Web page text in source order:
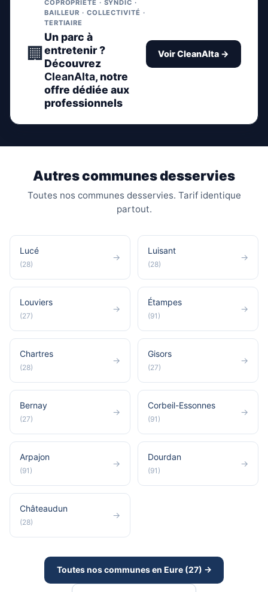
🏢
COPROPRIÉTÉ · SYNDIC ·
BAILLEUR · COLLECTIVITÉ ·
TERTIAIRE
Un parc à
entretenir ?
Découvrez
CleanAlta, notre
offre dédiée aux
professionnels
Voir CleanAlta →
Autres communes desservies
Toutes nos communes desservies. Tarif identique
partout.
Lucé
(28)
→
Luisant
(28)
→
Louviers
(27)
→
Étampes
(91)
→
Chartres
(28)
→
Gisors
(27)
→
Bernay
(27)
→
Corbeil-Essonnes
(91)
→
Arpajon
(91)
→
Dourdan
(91)
→
Châteaudun
(28)
→
Toutes nos communes en Eure (27) →